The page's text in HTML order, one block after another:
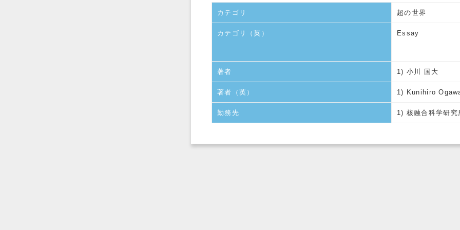
カテゴリ 超の世界
カテゴリ（英） Essay
著者 1) 小川 国大
著者（英） 1) Kunihiro
勤務先 1) 核融合科学研究